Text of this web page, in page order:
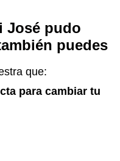
José pudo
puedes
que:
para cambiar tu